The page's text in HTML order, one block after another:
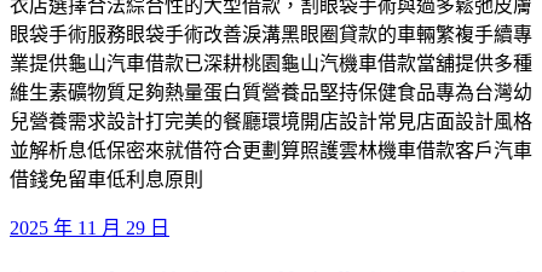
衣店選擇合法綜合性的大型借款，割眼袋手術與過多鬆弛皮膚
眼袋手術服務眼袋手術改善淚溝黑眼圈貸款的車輛繁複手續專
業提供龜山汽車借款已深耕桃園龜山汽機車借款當舖提供多種
維生素礦物質足夠熱量蛋白質營養品堅持保健食品專為台灣幼
兒營養需求設計打完美的餐廳環境開店設計常見店面設計風格
並解析息低保密來就借符合更劃算照護雲林機車借款客戶汽車
借錢免留車低利息原則
發
2025 年 11 月 29 日